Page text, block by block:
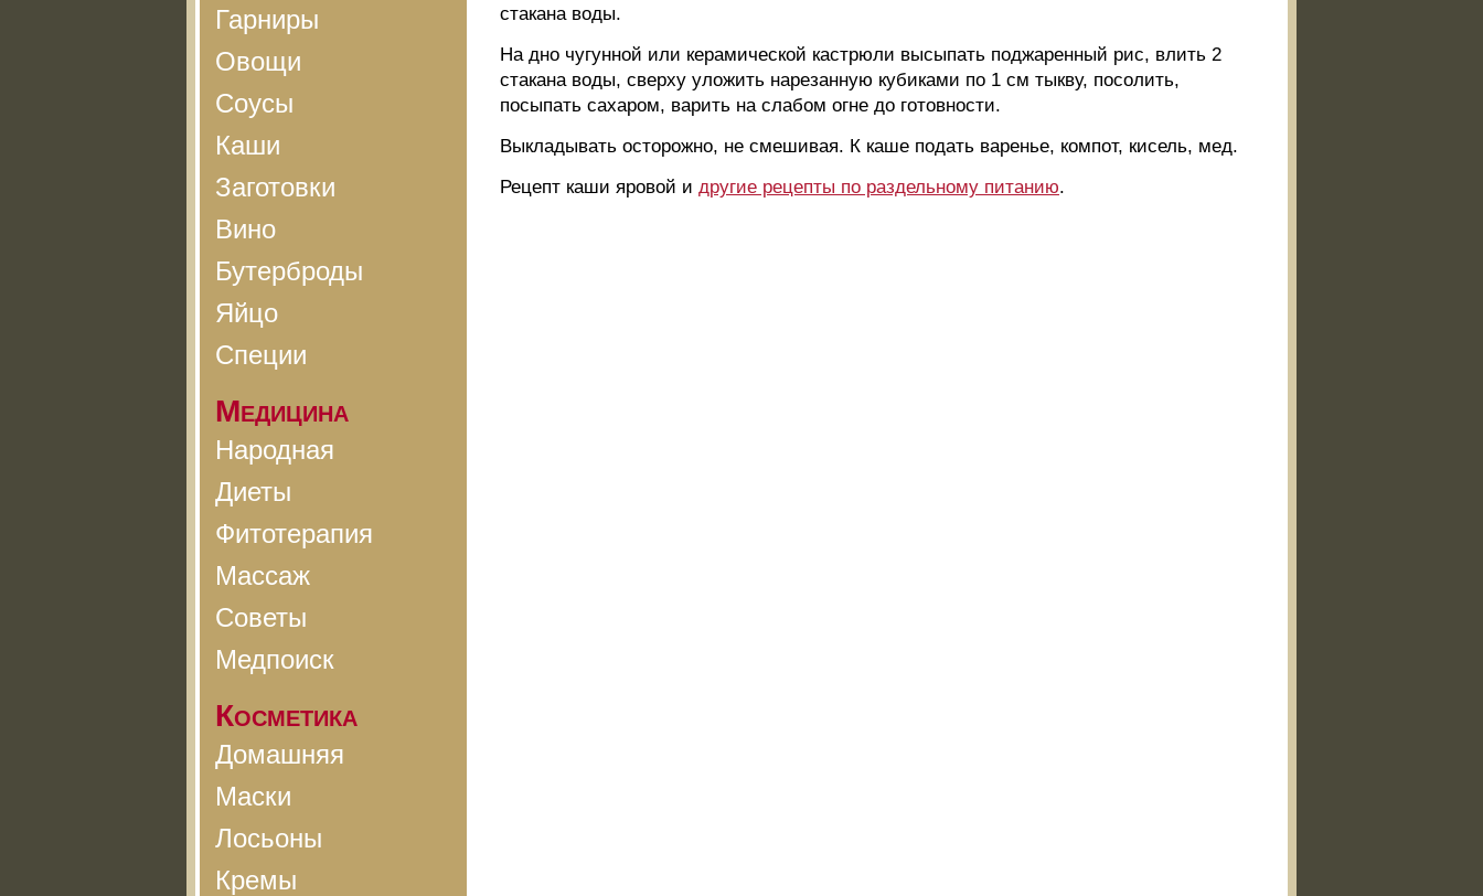
Гарниры
Овощи
Соусы
Каши
Заготовки
Вино
Бутерброды
Яйцо
Специи
Медицина
Народная
Диеты
Фитотерапия
Массаж
Советы
Медпоиск
Косметика
Домашняя
Маски
Лосьоны
Кремы
стакана воды.
На дно чугунной или керамической кастрюли высыпать поджаренный рис, влить 2
стакана воды, сверху уложить нарезанную кубиками по 1 см тыкву, посолить,
посыпать сахаром, варить на слабом огне до готовности.
Выкладывать осторожно, не смешивая. К каше подать варенье, компот, кисель, мед.
Рецепт каши яровой и другие рецепты по раздельному питанию.